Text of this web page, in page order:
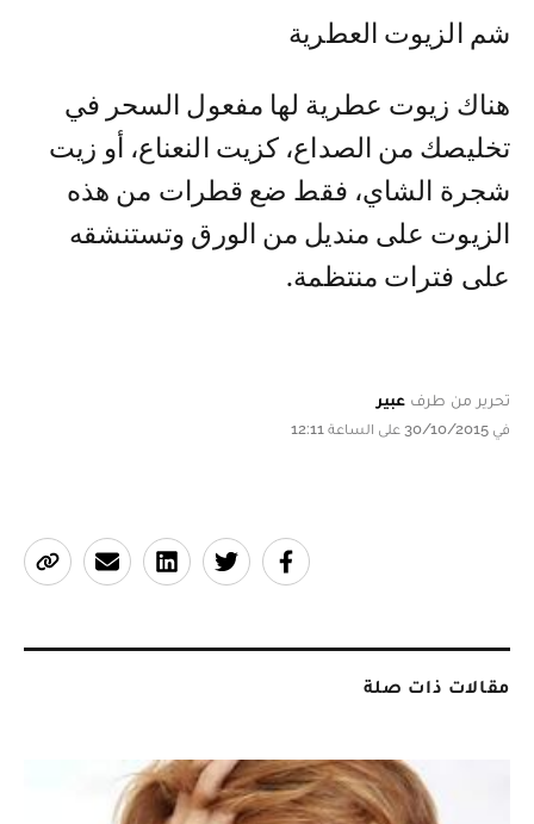
شم الزيوت العطرية
هناك زيوت عطرية لها مفعول السحر في
تخليصك من الصداع، كزيت النعناع، أو زيت
شجرة الشاي، فقط ضع قطرات من هذه
الزيوت على منديل من الورق وتستنشقه
على فترات منتظمة.
تحرير من طرف عبير
في 30/10/2015 على الساعة 12:11
مقالات ذات صلة